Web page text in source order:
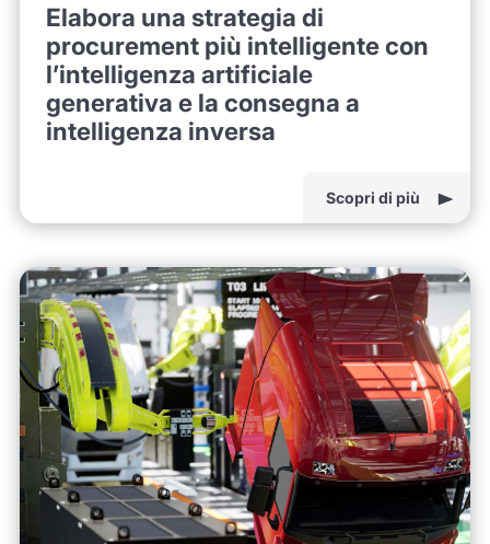
Elabora una strategia di
procurement più intelligente con
l’intelligenza artificiale
generativa e la consegna a
intelligenza inversa
Scopri di più